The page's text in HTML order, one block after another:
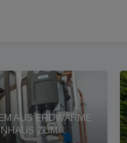
AUS ERDWÄRME
ZUM